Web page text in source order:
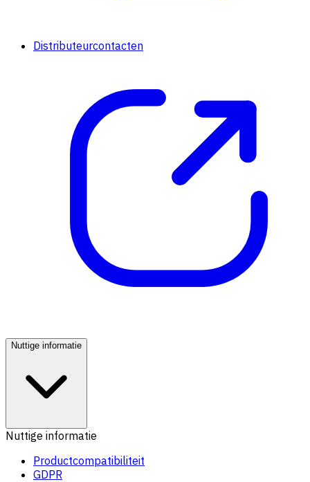
Distributeurcontacten
Nuttige informatie
Nuttige informatie
Productcompatibiliteit
GDPR